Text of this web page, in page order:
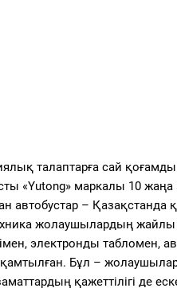
талаптарға сай
«Yutong» маркалы 10
автобустар –
жолаушылардың жайлы
электронды табломен,
Бұл –
қажеттілігі де